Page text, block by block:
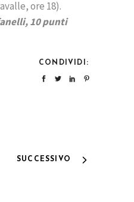
ore 18).
10 punti
CONDIVIDI:
SUCCESSIVO